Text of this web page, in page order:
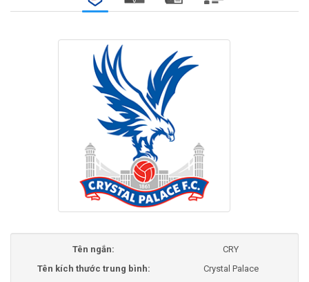
Tên ngắn:
CRY
Tên kích thước trung bình:
Crystal Palace